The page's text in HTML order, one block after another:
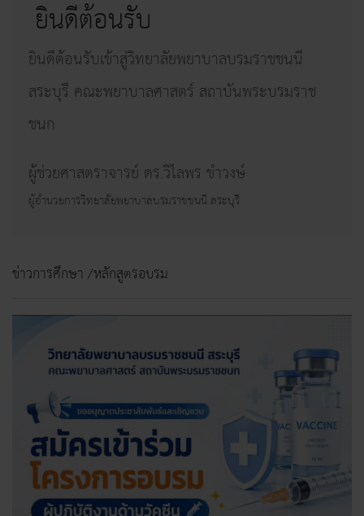
ยินดีต้อนรับ
ยินดีต้อนรับเข้าสู่วิทยาลัยพยาบาลบรมราชชนนี
สระบุรี คณะพยาบาลศาสตร์ สถาบันพระบรมราช
ชนก
ผู้ช่วยศาสตราจารย์ ดร.วิไลพร ขำวงษ์
ผู้อำนวยการวิทยาลัยพยาบาลบรมราชชนนี สระบุรี
ข่าวการศึกษา /หลักสูตรอบรม